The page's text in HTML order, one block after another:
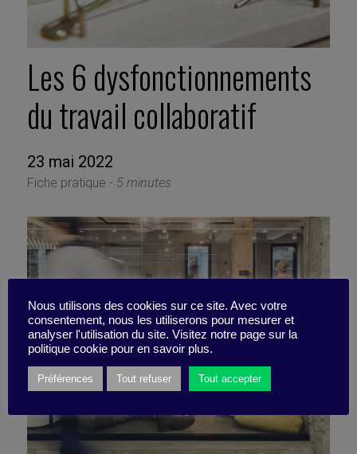
Les 6 dysfonctionnements
du travail collaboratif
23 mai 2022
Fiche pratique - 5 minutes
Nous utilisons des cookies sur ce site. Avec votre
consentement, nous les utiliserons pour mesurer et
analyser l'utilisation du site. Visitez notre page sur la
politique cookie pour en savoir plus.
Préférences Tout refuser Tout accepter